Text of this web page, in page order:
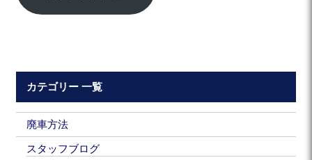
カテゴリー 一覧
廃車方法
スタッフブログ